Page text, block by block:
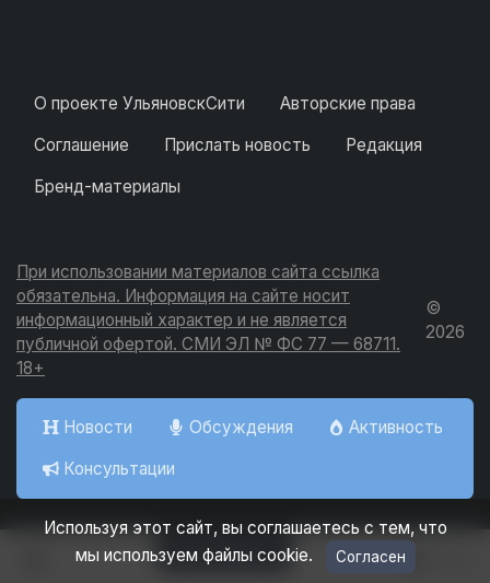
О проекте УльяновскСити
Авторские права
Соглашение
Прислать новость
Редакция
Бренд-материалы
При использовании материалов сайта ссылка
обязательна. Информация на сайте носит
информационный характер и не является
публичной офертой. СМИ ЭЛ № ФС 77 — 68711.
18+
©
2026
Новости Обсуждения
Активность
Консультации
Добавить
Используя этот сайт, вы соглашаетесь с тем, что
мы используем файлы cookie.
Согласен